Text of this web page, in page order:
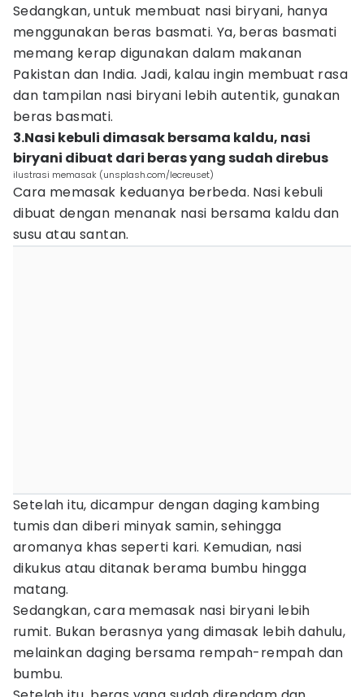
Sedangkan, untuk membuat nasi biryani, hanya
menggunakan beras basmati. Ya, beras basmati
memang kerap digunakan dalam makanan
Pakistan dan India. Jadi, kalau ingin membuat rasa
dan tampilan nasi biryani lebih autentik, gunakan
beras basmati.
3.Nasi kebuli dimasak bersama kaldu, nasi
biryani dibuat dari beras yang sudah direbus
ilustrasi memasak (unsplash.com/lecreuset)
Cara memasak keduanya berbeda. Nasi kebuli
dibuat dengan menanak nasi bersama kaldu dan
susu atau santan.
Setelah itu, dicampur dengan daging kambing
tumis dan diberi minyak samin, sehingga
aromanya khas seperti kari. Kemudian, nasi
dikukus atau ditanak berama bumbu hingga
matang.
Sedangkan, cara memasak nasi biryani lebih
rumit. Bukan berasnya yang dimasak lebih dahulu,
melainkan daging bersama rempah-rempah dan
bumbu.